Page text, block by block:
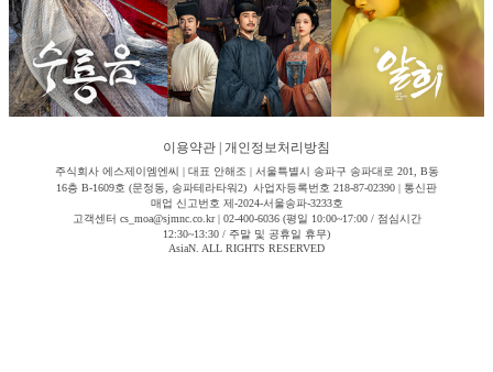
이용약관 개인정보처리방침
주식회사 에스제이엠엔씨 | 대표 안해조 | 서울특별시 송파구 송파대로 201, B동
16층 B-1609호 (문정동, 송파테라타워2) 사업자등록번호 218-87-02390 | 통신판
매업 신고번호 제-2024-서울송파-3233호
고객센터 cs_moa@sjmnc.co.kr | 02-400-6036 (평일 10:00~17:00 / 점심시간
12:30~13:30 / 주말 및 공휴일 휴무)
AsiaN. ALL RIGHTS RESERVED